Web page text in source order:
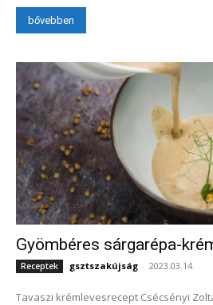
bővebben
Gyömbéres sárgarépa-
Receptek gsztszakújság - 2023.03.14.
Tavaszi krémlevesrecept Csécsényi